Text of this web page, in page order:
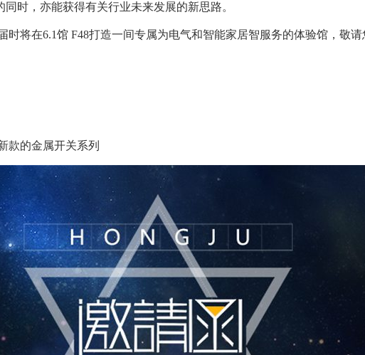
时，亦能获得有关行业未来发展的新思路。
在6.1馆 F48打造一间专属为电气和智能家居智服务的体验馆，敬请
的金属开关系列